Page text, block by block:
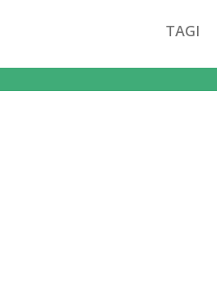
TAGI